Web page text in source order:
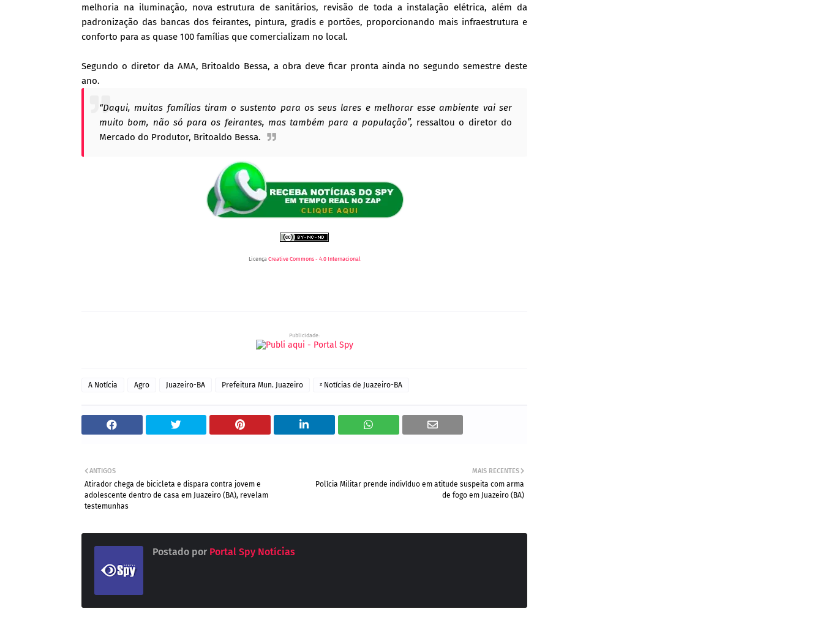
melhoria na iluminação, nova estrutura de sanitários, revisão de toda a instalação elétrica, além da
padronização das bancas dos feirantes, pintura, gradis e portões, proporcionando mais infraestrutura e
conforto para as quase 100 famílias que comercializam no local.
Segundo o diretor da AMA, Britoaldo Bessa, a obra deve ficar pronta ainda no segundo semestre deste
ano.
“Daqui, muitas famílias tiram o sustento para os seus lares e melhorar esse ambiente vai ser
muito bom, não só para os feirantes, mas também para a população”, ressaltou o diretor do
Mercado do Produtor, Britoaldo Bessa.
Licença Creative Commons - 4.0 Internacional
Publicidade:
A Notícia Agro Juazeiro-BA Prefeitura Mun. Juazeiro ᶻ Notícias de Juazeiro-BA
MAIS RECENTES
Polícia Militar prende indivíduo em atitude suspeita com arma
de fogo em Juazeiro (BA)
ANTIGOS
Atirador chega de bicicleta e dispara contra jovem e
adolescente dentro de casa em Juazeiro (BA), revelam
testemunhas
Postado por Portal Spy Notícias